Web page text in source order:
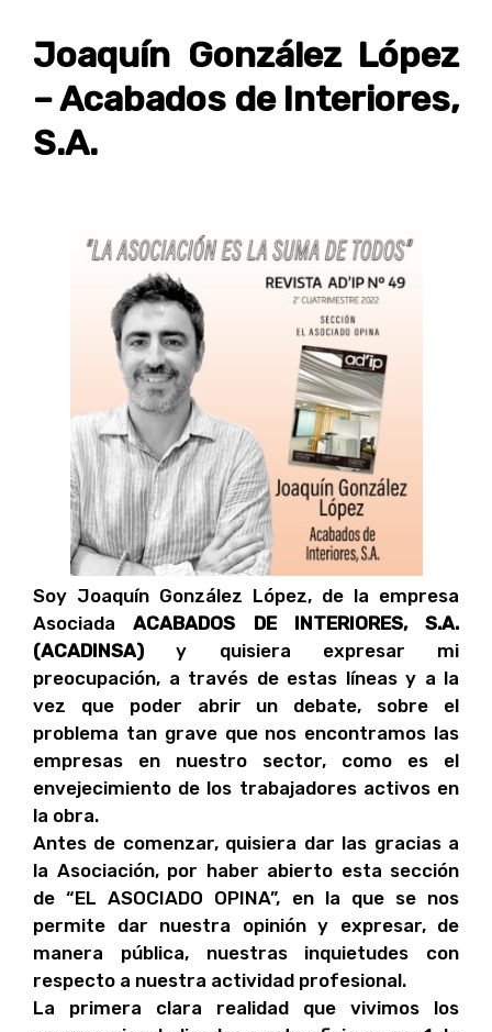
Joaquín González López
– Acabados de Interiores,
S.A.
Soy Joaquín González López, de la empresa
AsociadaACABADOS DE INTERIORES, S.A.
(ACADINSA) y quisiera expresar mi
preocupación, a través de estas líneas y a la
vez que poder abrir un debate, sobre el
problema tan grave que nos encontramos las
empresas en nuestro sector, como es el
envejecimiento de los trabajadores activos en
la obra.
Antes de comenzar, quisiera dar las gracias a
la Asociación, por haber abierto esta sección
de “EL ASOCIADO OPINA”, en la que se nos
permite dar nuestra opinión y expresar, de
manera pública, nuestras inquietudes con
respecto a nuestra actividad profesional.
La primera clara realidad que vivimos los